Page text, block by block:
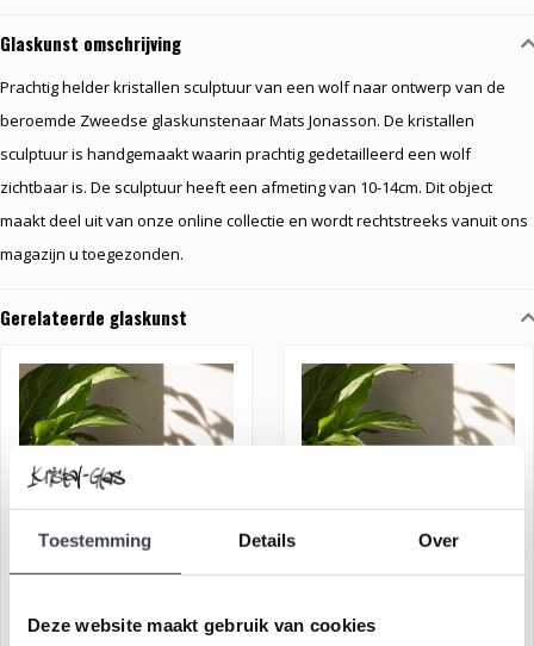
Toestemming Details Over
Deze website maakt gebruik van cookies
Glaskunst omschrijving
Prachtig helder kristallen sculptuur van een wolf naar ontwerp van de
beroemde Zweedse glaskunstenaar Mats Jonasson. De kristallen
sculptuur is handgemaakt waarin prachtig gedetailleerd een wolf
zichtbaar is. De sculptuur heeft een afmeting van 10-14cm. Dit object
maakt deel uit van onze online collectie en wordt rechtstreeks vanuit ons
magazijn u toegezonden.
Gerelateerde glaskunst
glas